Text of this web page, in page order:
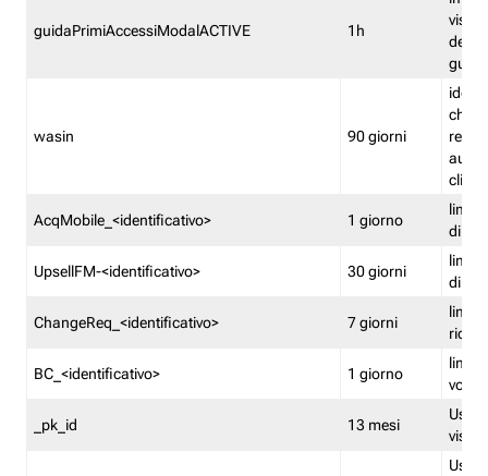
guidaPrimiAccessiModalACTIVE 1h
della
wasin 90 giorni
che
rete
clienti
AcqMobile_<identificativo> 1 giorno
limita
di
UpsellFM-<identificativo> 30 giorni
limita
di
ChangeReq_<identificativo> 7 giorni
limita
BC_<identificativo> 1 giorno
limita
_pk_id 13 mesi